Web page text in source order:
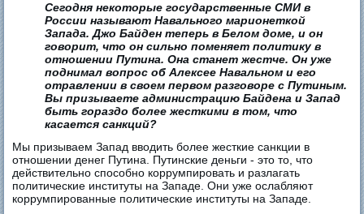
Сегодня некоторые государственные СМИ в
России называют Навального марионеткой
Запада. Джо Байден теперь в Белом доме, и он
говорит, что он сильно поменяет политику в
отношении Путина. Она станет жестче. Он уже
поднимал вопрос об Алексее Навальном и его
отравлении в своем первом разговоре с Путиным.
Вы призываете администрацию Байдена и Запад
быть гораздо более жесткими в том, что
касается санкций?
Мы призываем Запад вводить более жесткие санкции в
отношении денег Путина. Путинские деньги - это то, что
действительно способно коррумпировать и разлагать
политические институты на Западе. Они уже ослабляют
коррумпированные политические институты на Западе.